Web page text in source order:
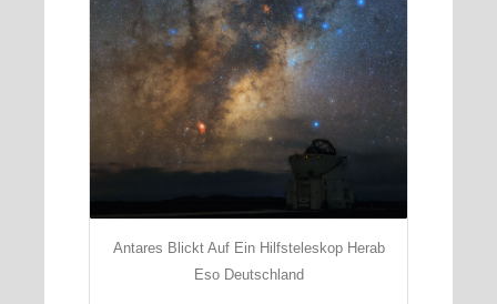
Antares Blickt Auf Ein Hilfsteleskop Herab
Eso Deutschland